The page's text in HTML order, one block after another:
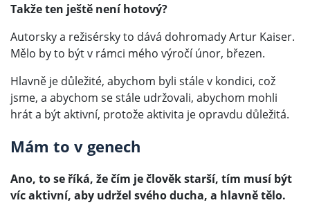
Takže ten ještě není hotový?
Autorsky a režisérsky to dává dohromady Artur Kaiser.
Mělo by to být v rámci mého výročí únor, březen.
Hlavně je důležité, abychom byli stále v kondici, což
jsme, a abychom se stále udržovali, abychom mohli
hrát a být aktivní, protože aktivita je opravdu důležitá.
Mám to v genech
Ano, to se říká, že čím je člověk starší, tím musí být
víc aktivní, aby udržel svého ducha, a hlavně tělo.